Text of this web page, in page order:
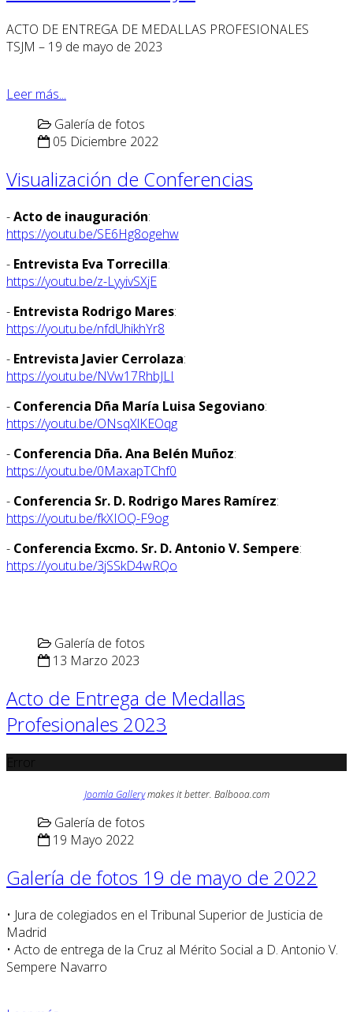
ACTO DE ENTREGA DE MEDALLAS PROFESIONALES
TSJM – 19 de mayo de 2023
Leer más...
Galería de fotos
05 Diciembre 2022
Visualización de Conferencias
-Acto de inauguración:
https://youtu.be/SE6Hg8ogehw
- Entrevista Eva Torrecilla:
https://youtu.be/z-LyyivSXjE
- Entrevista Rodrigo Mares:
https://youtu.be/nfdUhikhYr8
- Entrevista Javier Cerrolaza:
https://youtu.be/NVw17RhbJLI
- Conferencia Dña María Luisa Segoviano:
https://youtu.be/ONsqXlKEOqg
- Conferencia Dña. Ana Belén Muñoz:
https://youtu.be/0MaxapTChf0
- Conferencia Sr. D. Rodrigo Mares Ramírez:
https://youtu.be/fkXIOQ-F9og
- Conferencia Excmo. Sr. D. Antonio V. Sempere:
https://youtu.be/3jSSkD4wRQo
Galería de fotos
13 Marzo 2023
Acto de Entrega de Medallas
Profesionales 2023
Joomla Gallerymakes it better. Balbooa.com
Galería de fotos
19 Mayo 2022
Galería de fotos 19 de mayo de 2022
• Jura de colegiados en el Tribunal Superior de Justicia de
Madrid
• Acto de entrega de la Cruz al Mérito Social a D. Antonio V.
Sempere Navarro